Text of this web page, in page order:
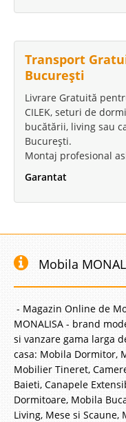
Transport
București
Livrare Gratuită
CILEK, seturi de
bucătării, living sau
București.
Montaj profesional
Garantat
Mobila
- Magazin Online de
MONALISA - brand
si vanzare gama larga
casa: Mobila Dormitor,
Mobilier Tineret,
Baieti, Canapele
Dormitoare, Mobila
Living, Mese si Scaune,